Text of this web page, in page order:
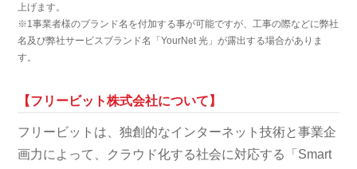
上げます。
※1事業者様のブランド名を付加する事が可能ですが、工事の際などに弊社
名及び弊社サービスブランド名「YourNet 光」が露出する場合がありま
す。
【フリービット株式会社について】
フリービットは、独創的なインターネット技術と事業企
画力によって、クラウド化する社会に対応する「Smart